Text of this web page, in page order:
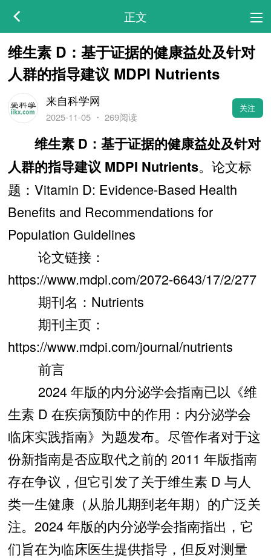
正文
维生素 D：基于证据的健康益处及针对
人群的指导建议 MDPI Nutrients
来自科学网
2025-11-05・ 269阅读
关注
维生素 D：基于证据的健康益处及针对
人群的指导建议 MDPI Nutrients。论文标
题：Vitamin D: Evidence-Based Health
Benefits and Recommendations for
Population Guidelines
论文链接：
https://www.mdpi.com/2072-6643/17/2/277
期刊名：Nutrients
期刊主页：
https://www.mdpi.com/journal/nutrients
前言
2024 年版的内分泌学会指南已以《维
生素 D 在疾病预防中的作用：内分泌学会
临床实践指南》为题发布。尽管作者对于这
份新指南是否应取代之前的 2011 年版指南
存在争议，但它引发了关于维生素 D 与人
类一生健康（从胎儿期到老年期）的广泛关
注。2024 年版的内分泌学会指南指出，它
们旨在为临床医生提供指导，但反对测量